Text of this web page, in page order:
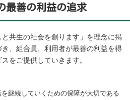
最善の利益の追求
共生の社会を創ります」を理念に掲
、組合員、利用者が最善の利益を得
をご提供していきます。
継続していくための保障が大切である